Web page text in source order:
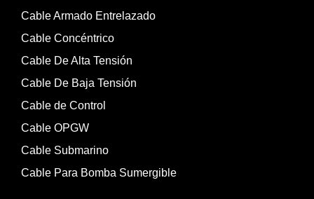
Cable Armado Entrelazado
Cable Concéntrico
Cable De Alta Tensión
Cable De Baja Tensión
Cable de Control
Cable OPGW
Cable Submarino
Cable Para Bomba Sumergible